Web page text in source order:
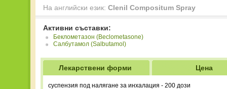
На английски език: Clenil Compositum Spray
Активни съставки:
Беклометазон (Beclometasone)
Салбутамол (Salbutamol)
Лекарствени форми Цена
суспензия под налягане за инхалация - 200 дози